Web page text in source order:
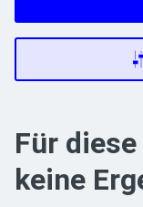
Für
keine